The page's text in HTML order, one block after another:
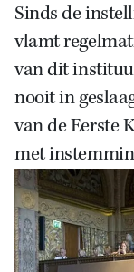
Sinds de
vlamt
van dit
nooit in
van de Eerste
met